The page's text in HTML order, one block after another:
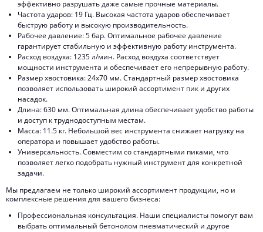
эффективно разрушать даже самые прочные материалы.
Частота ударов: 19 Гц. Высокая частота ударов обеспечивает
быструю работу и высокую производительность.
Рабочее давление: 5 бар. Оптимальное рабочее давление
гарантирует стабильную и эффективную работу инструмента.
Расход воздуха: 1235 л/мин. Расход воздуха соответствует
мощности инструмента и обеспечивает его непрерывную работу.
Размер хвостовика: 24х70 мм. Стандартный размер хвостовика
позволяет использовать широкий ассортимент пик и других
насадок.
Длина: 630 мм. Оптимальная длина обеспечивает удобство работы
и доступ к труднодоступным местам.
Масса: 11.5 кг. Небольшой вес инструмента снижает нагрузку на
оператора и повышает удобство работы.
Универсальность. Совместим со стандартными пиками, что
позволяет легко подобрать нужный инструмент для конкретной
задачи.
Мы предлагаем не только широкий ассортимент продукции, но и
комплексные решения для вашего бизнеса:
Профессиональная консультация. Наши специалисты помогут вам
выбрать оптимальный бетонолом пневматический и другое